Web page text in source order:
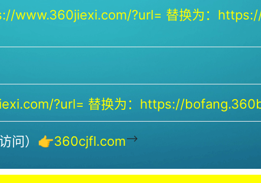
www.360jiexi.com/?url= 替换为：
?url= 替换为：https://
问）👉360cjfl.com-->